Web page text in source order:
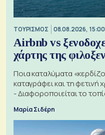
ΤΟΥΡΙΣΜΟΣ 08.08.2026, 15:00
Airbnb vs
χάρτης της
Ποια καταλύματα
καταγράφει και τη φετινή
- Διαφοροποιείται το
Μαρία Σιδέρη